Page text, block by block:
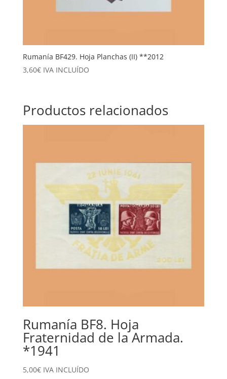
Rumanía BF429. Hoja Planchas (II) **2012
3,60€ IVA INCLUÍDO
Productos relacionados
Rumanía BF8. Hoja
Fraternidad de la Armada.
*1941
5,00€ IVA INCLUÍDO